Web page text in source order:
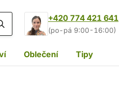
+420 774 421 641
(po-pá 9:00-16:00)
Oblečení Tipy